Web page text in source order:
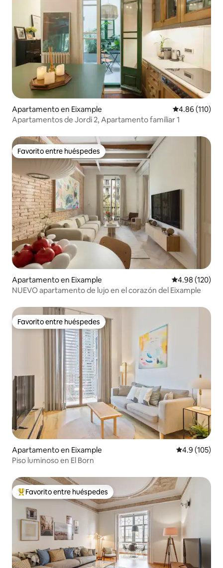
Apartamento en Eixample Calificación
4.86 (110)
Apartamentos de Jordi 2, Apartamento familiar 1
Favorito entre huéspedes
Favorito entre huéspedes
Apartamento en Eixample Calificación
4.98 (120)
NUEVO apartamento de lujo en el corazón del Eixample
Favorito entre huéspedes
Favorito entre huéspedes
Apartamento en Eixample Calificación
4.9 (105)
Piso luminoso en El Born
Favorito entre huéspedes preferido
Favorito entre huéspedes